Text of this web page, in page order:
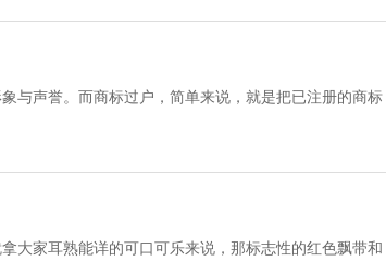
与声誉。而商标过户，简单来说，就是把已注册的商标
大家耳熟能详的可口可乐来说，那标志性的红色飘带和